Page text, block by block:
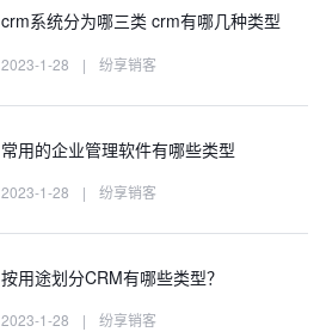
crm系统分为哪三类 crm有哪几种类型
2023-1-28 | 纷享销客
常用的企业管理软件有哪些类型
2023-1-28 | 纷享销客
按用途划分CRM有哪些类型？
2023-1-28 | 纷享销客